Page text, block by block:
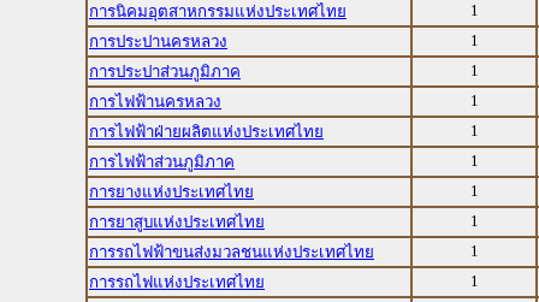
การนิคมอุตสาหกรรมแห่งประเทศไทย
1
การประปานครหลวง
1
การประปาส่วนภูมิภาค
1
การไฟฟ้านครหลวง
1
การไฟฟ้าฝ่ายผลิตแห่งประเทศไทย
1
การไฟฟ้าส่วนภูมิภาค
1
การยางแห่งประเทศไทย
1
การยาสูบแห่งประเทศไทย
1
การรถไฟฟ้าขนส่งมวลชนแห่งประเทศไทย
1
การรถไฟแห่งประเทศไทย
1